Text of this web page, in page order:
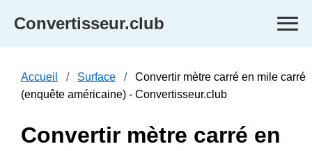
Convertisseur.club
Accueil Surface
Convertir mètre carré en mile carré
(enquête américaine) - Convertisseur.club
Convertir mètre carré en